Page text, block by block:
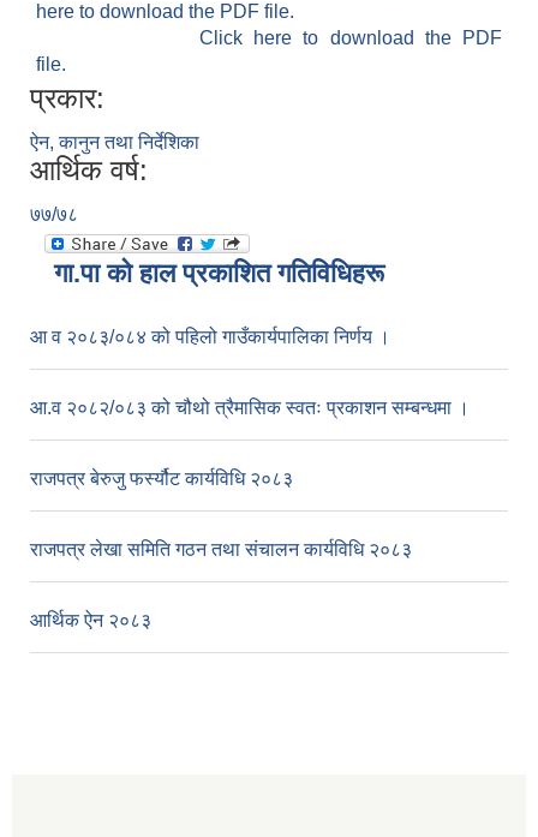
here to download the PDF file.
Click here to download the PDF
file.
प्रकार:
ऐन, कानुन तथा निर्देशिका
आर्थिक वर्ष:
७७/७८
गा.पा काे हाल प्रकाशित गतिविधिहरू
आ व २०८३/०८४ को पहिलो गाउँकार्यपालिका निर्णय ।
आ.व २०८२/०८३ को चौथो त्रैमासिक स्वतः प्रकाशन सम्बन्धमा ।
राजपत्र बेरुजु फर्स्यौट कार्यविधि २०८३
राजपत्र लेखा समिति गठन तथा संचालन कार्यविधि २०८३
आर्थिक ऐन २०८३